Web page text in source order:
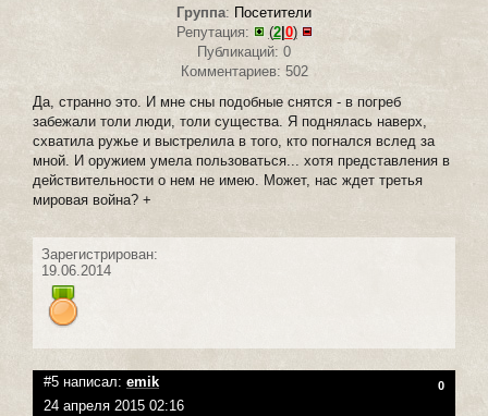
Группа: Посетители
Репутация:
(2| 0)
Публикаций: 0
Комментариев: 502
Да, странно это. И мне сны подобные снятся - в погреб
забежали толи люди, толи существа. Я поднялась наверх,
схватила ружье и выстрелила в того, кто погнался вслед за
мной. И оружием умела пользоваться... хотя представления в
действительности о нем не имею. Может, нас ждет третья
мировая война? +
Зарегистрирован:
19.06.2014
#5 написал: emik 0
24 апреля 2015 02:16